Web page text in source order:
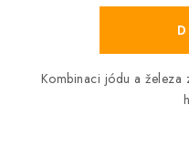
Kombinaci jódu a železa